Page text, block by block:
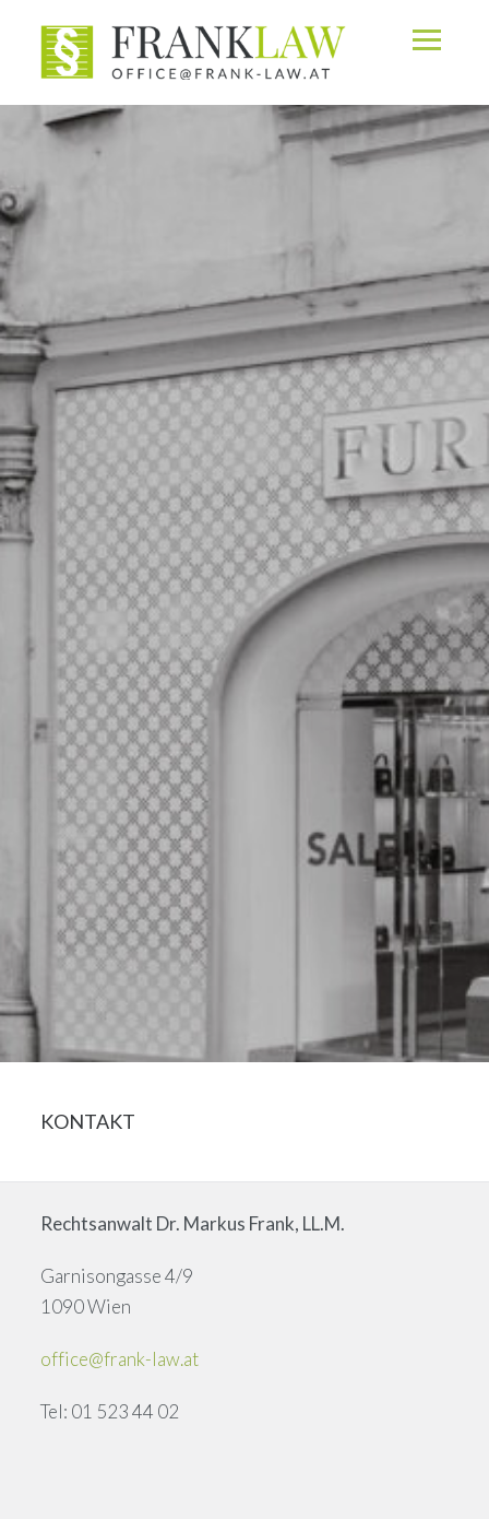
KONTAKT
Rechtsanwalt Dr. Markus Frank, LL.M.
Garnisongasse 4/9
1090 Wien
office@frank-law.at
Tel: 01 523 44 02